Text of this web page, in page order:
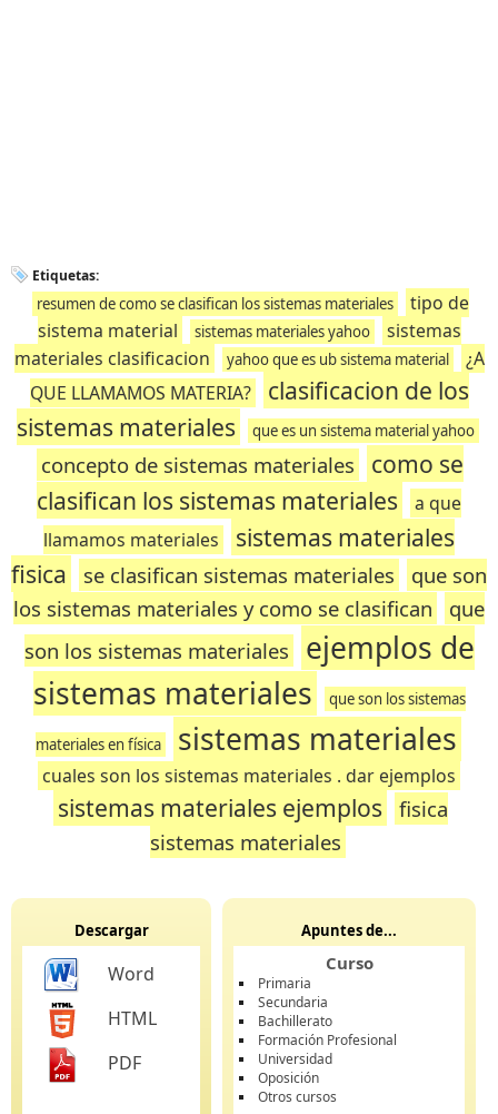
Etiquetas:
resumen de como se clasifican los sistemas materiales
tipo de
sistema material
sistemas materiales yahoo
sistemas
materiales clasificacion
yahoo que es ub sistema material
¿A
QUE LLAMAMOS MATERIA?
clasificacion de los
sistemas materiales
que es un sistema material yahoo
concepto de sistemas materiales
como se
clasifican los sistemas materiales
a que
llamamos materiales
sistemas materiales
fisica
se clasifican sistemas materiales
que son
los sistemas materiales y como se clasifican
que
son los sistemas materiales
ejemplos de
sistemas materiales
que son los sistemas
materiales en física sistemas materiales
cuales son los sistemas materiales . dar ejemplos
sistemas materiales ejemplos
fisica
sistemas materiales
Descargar
Word
HTML
PDF
Apuntes de...
Curso
Primaria
Secundaria
Bachillerato
Formación Profesional
Universidad
Oposición
Otros cursos